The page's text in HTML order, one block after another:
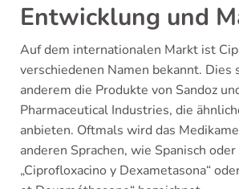
Entwicklung und
Auf dem internationalen Markt ist
verschiedenen Namen bekannt. Dies
anderem die Produkte von Sandoz
Pharmaceutical Industries, die
anbieten. Oftmals wird das
anderen Sprachen, wie Spanisch
„Ciprofloxacino y Dexametasona“